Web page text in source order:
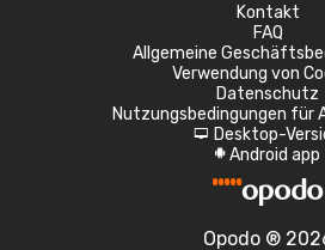
Kontakt
FAQ
Allgemeine
Verwendung von
Datenschutz
Nutzungsbedingungen für
d Desktop-
A Android app
Opodo ®